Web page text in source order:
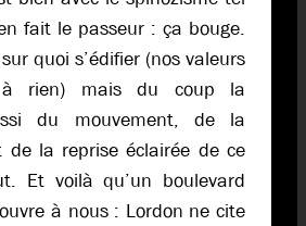
fait le passeur : ça bouge.
quoi s’édifier (nos valeurs
rien) mais du coup la
du mouvement, de la
de la reprise éclairée de ce
Et voilà qu’un boulevard
à nous : Lordon ne cite